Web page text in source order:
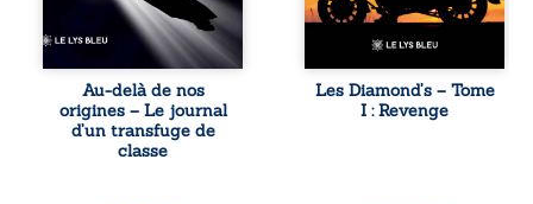
à ses racines
exige pourtant un
prix invisible. Pris
entre deux
mondes, l’homme
réalise que les
succès
professionnels ne
Au-delà de nos
origines – Le journal
d’un transfuge de
classe
ses faiblesses,
jusqu’à ce que le
croise sa route.
Chef d’une famille
de Nomads, Juan
Les Diamond’s – Tome
I : Revenge